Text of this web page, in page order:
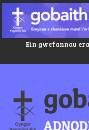
Ein gwefannau